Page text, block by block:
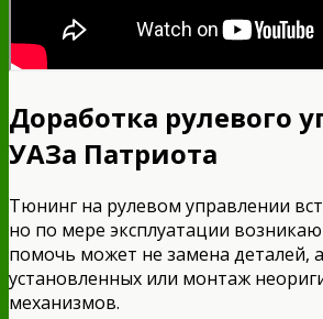
Доработка рулевого
УАЗа Патриота
Тюнинг на рулевом управлении
но по мере эксплуатации
помочь может не замена деталей,
установленных или монтаж
механизмов.